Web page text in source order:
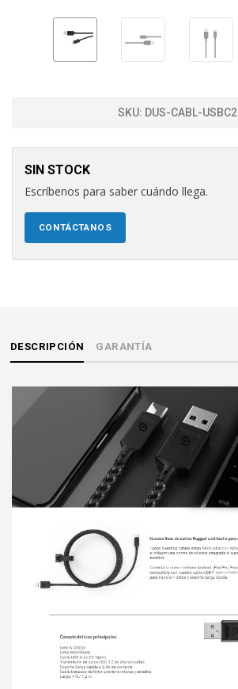
SKU: DUS-CABL-USBC2
SIN STOCK
Escríbenos para saber cuándo llega.
CONTÁCTANOS
DESCRIPCIÓN GARANTÍA